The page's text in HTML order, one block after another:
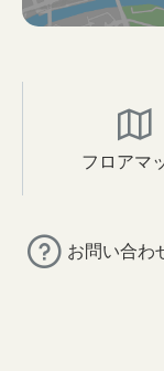
フロアマ
お問い合わ